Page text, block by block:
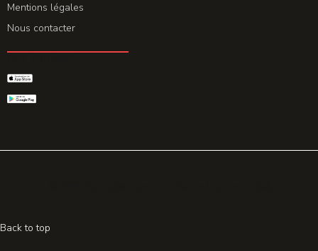
Mentions légales
Nous contacter
Back to top